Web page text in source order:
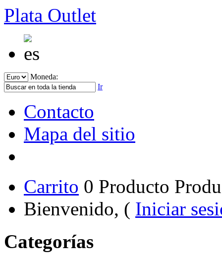
Plata Outlet
Moneda:
Ir
Contacto
Mapa del sitio
Carrito 0 Producto
Bienvenido, ( Iniciar
Categorías